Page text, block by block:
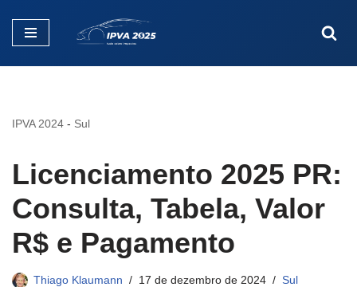
Pular
IPVA 2024 - Sul
Licenciamento 2025 PR:
Consulta, Tabela, Valor
R$ e Pagamento
Thiago Klaumann 17 de dezembro de 2024 Sul